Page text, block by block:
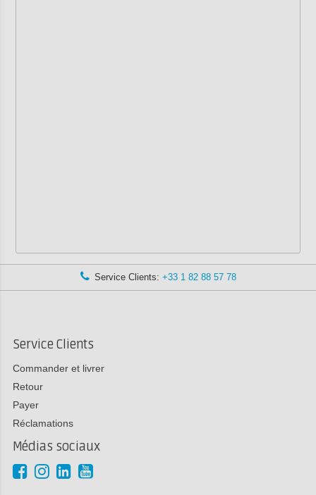
Service Clients: +33 1 82 88 57 78
Service Clients
Commander et livrer
Retour
Payer
Réclamations
Médias sociaux